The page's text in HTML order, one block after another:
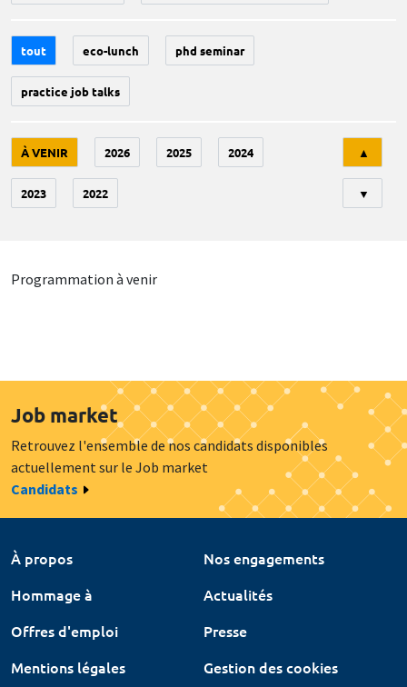
tout eco-lunch phd seminar
practice job talks
À VENIR 2026 2025 2024
2023 2022
▲
▼
Programmation à venir
Job market
Retrouvez l'ensemble de nos candidats disponibles
actuellement sur le Job market
Candidats
À propos
Nos engagements
Hommage à
Actualités
Offres d'emploi
Presse
Mentions légales
Gestion des cookies